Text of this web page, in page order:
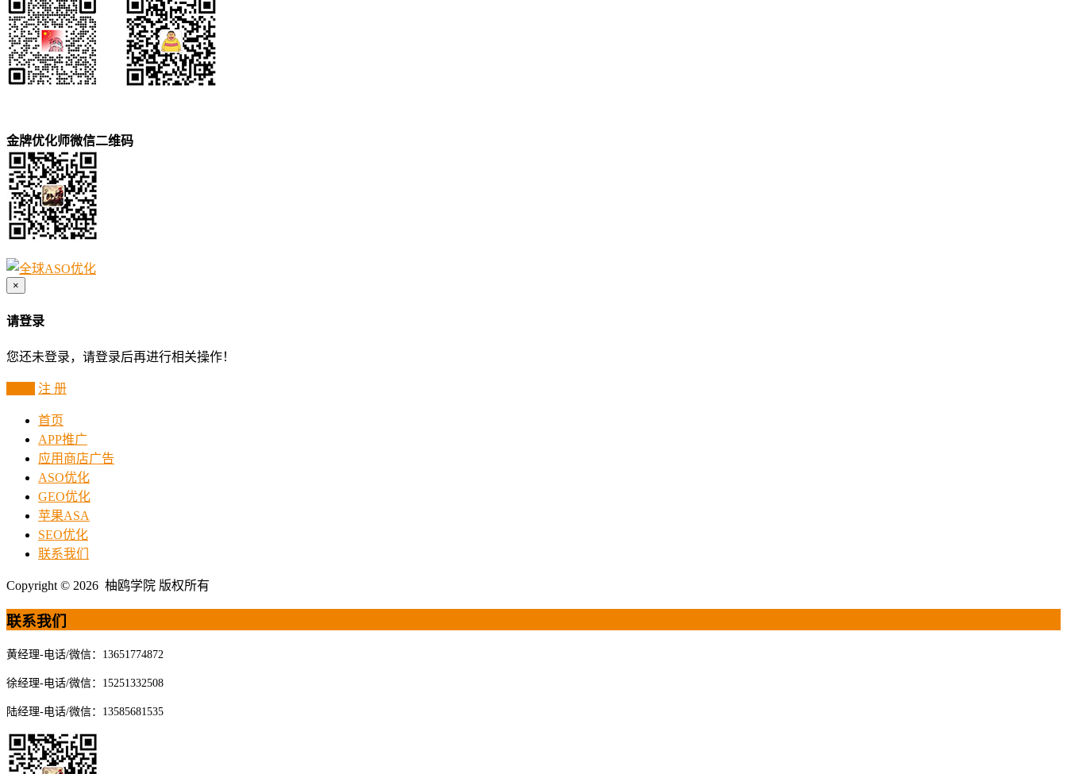
金牌优化师微信二维码
×
请登录
您还未登录，请登录后再进行相关操作！
注 册
首页
APP推广
应用商店广告
ASO优化
GEO优化
苹果ASA
SEO优化
联系我们
Copyright © 2026 柚鸥学院 版权所有
联系我们
黄经理-电话/微信：13651774872
徐经理-电话/微信：15251332508
陆经理-电话/微信：13585681535